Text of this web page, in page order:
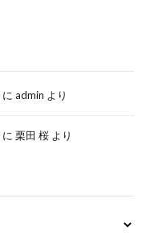
に admin より
に 栗田 桜 より